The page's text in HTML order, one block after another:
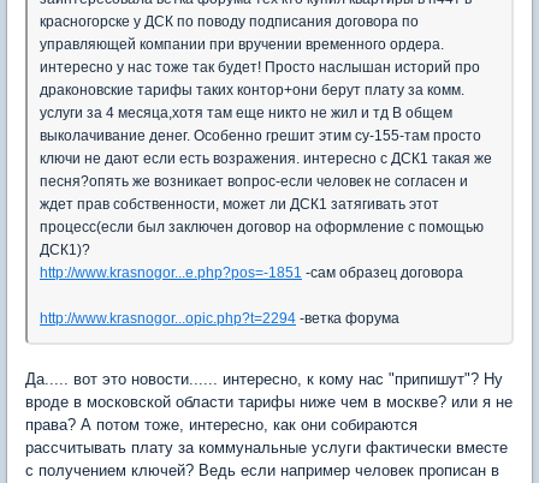
красногорске у ДСК по поводу подписания договора по
управляющей компании при вручении временного ордера.
интересно у нас тоже так будет! Просто наслышан историй про
драконовские тарифы таких контор+они берут плату за комм.
услуги за 4 месяца,хотя там еще никто не жил и тд В общем
выколачивание денег. Особенно грешит этим су-155-там просто
ключи не дают если есть возражения. интересно с ДСК1 такая же
песня?опять же возникает вопрос-если человек не согласен и
ждет прав собственности, может ли ДСК1 затягивать этот
процесс(если был заключен договор на оформление с помощью
ДСК1)?
http://www.krasnogor...e.php?pos=-1851 -сам образец договора
http://www.krasnogor...opic.php?t=2294 -ветка форума
Да..... вот это новости...... интересно, к кому нас "припишут"? Ну
вроде в московской области тарифы ниже чем в москве? или я не
права? А потом тоже, интересно, как они собираются
рассчитывать плату за коммунальные услуги фактически вместе
с получением ключей? Ведь если например человек прописан в